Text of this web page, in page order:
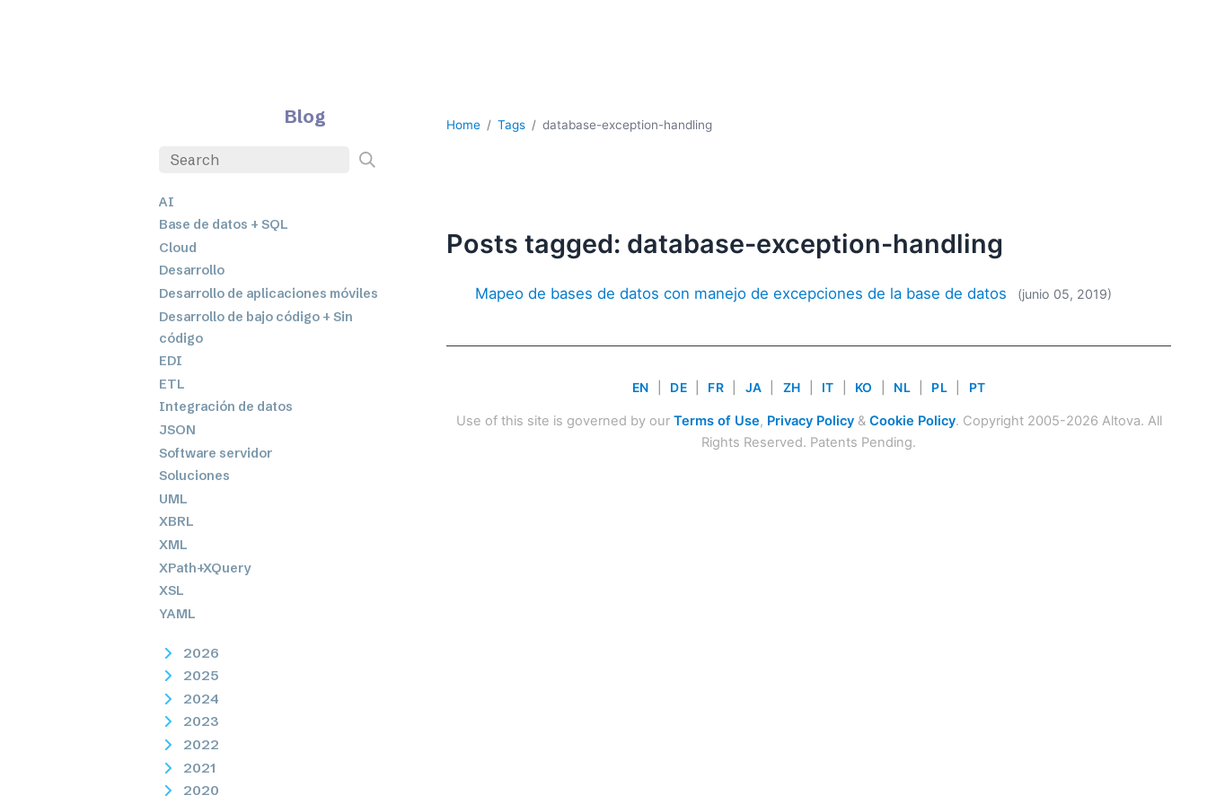
Blog
AI
Base de datos + SQL
Cloud
Desarrollo
Desarrollo de aplicaciones móviles
Desarrollo de bajo código + Sin
código
EDI
ETL
Integración de datos
JSON
Software servidor
Soluciones
UML
XBRL
XML
XPath+XQuery
XSL
YAML
2026
2025
2024
2023
2022
2021
2020
Home Tags database-exception-handling
Posts tagged: database-exception-handling
Mapeo de bases de datos con manejo de excepciones de la base de datos (junio 05, 2019)
EN DE FR JA ZH IT KO NL PL PT
Use of this site is governed by our Terms of Use, Privacy Policy& Cookie Policy. Copyright 2005-2026 Altova. All
Rights Reserved. Patents Pending.